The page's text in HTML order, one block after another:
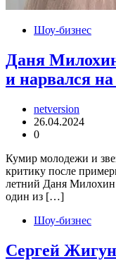
Шоу-бизнес
Даня
и нарвался
netversion
26.04.2024
0
Кумир молодежи и
критику после
летний Даня Милохин
один из […]
Шоу-бизнес
Сергей